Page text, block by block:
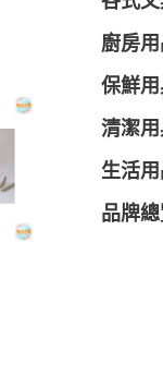
廚房
保鮮
清潔
生活
品牌總